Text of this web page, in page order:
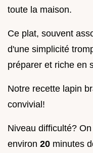
toute la maison.
Ce plat, souvent
d'une simplicité
préparer et riche en
Notre recette lapin
convivial!
Niveau difficulté?
environ 20 minutes